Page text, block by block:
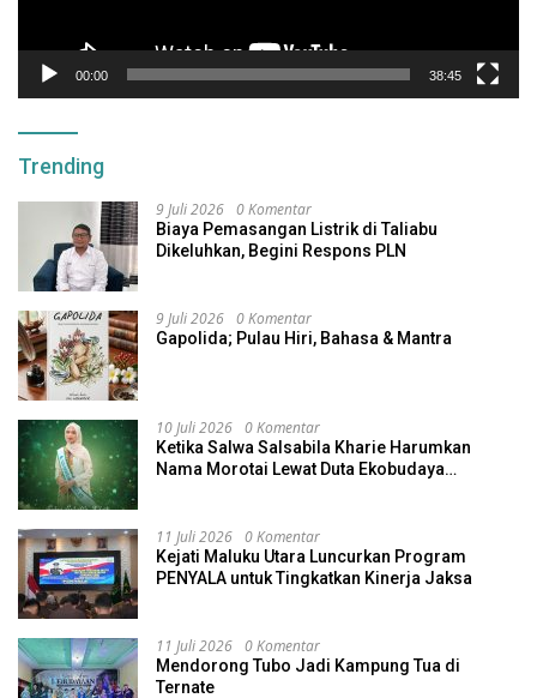
00:00 38:45
Trending
9 Juli 2026 0 Komentar
Biaya Pemasangan Listrik di Taliabu
Dikeluhkan, Begini Respons PLN
9 Juli 2026 0 Komentar
Gapolida; Pulau Hiri, Bahasa & Mantra
10 Juli 2026 0 Komentar
Ketika Salwa Salsabila Kharie Harumkan
Nama Morotai Lewat Duta Ekobudaya
11 Juli 2026 0 Komentar
Kejati Maluku Utara Luncurkan Program
PENYALA untuk Tingkatkan Kinerja Jaksa
11 Juli 2026 0 Komentar
Mendorong Tubo Jadi Kampung Tua di
Ternate